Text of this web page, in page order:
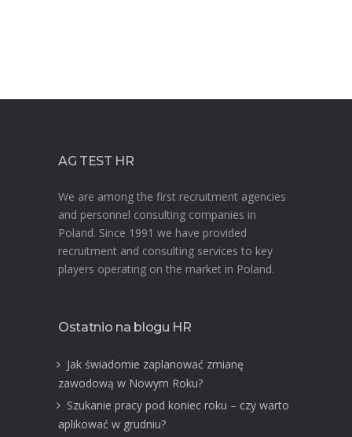
AG TEST HR
We are among the first recruitment agencies
and personnel consulting companies in
Poland. Since 1991 we have provided
recruitment and consulting services to key
players operating on the market in Poland.
Ostatnio na blogu HR
Jak świadomie zaplanować zmianę
zawodową w Nowym Roku?
Szukanie pracy pod koniec roku – czy warto
aplikować w grudniu?